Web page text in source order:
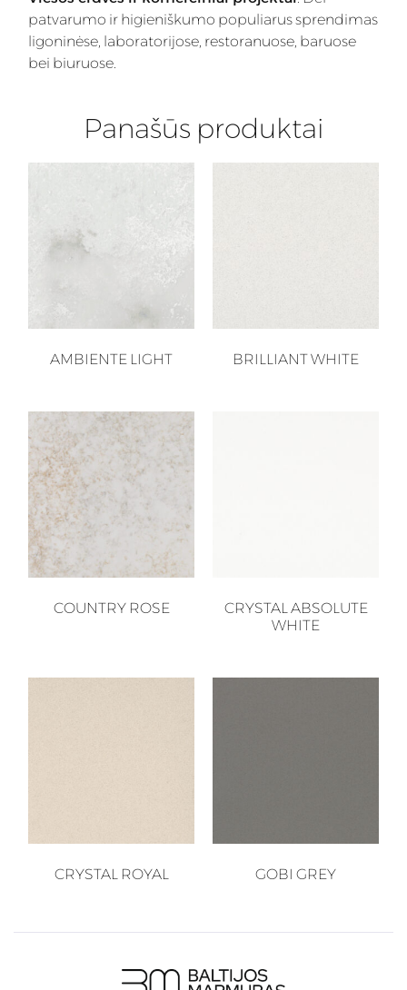
patvarumo ir higieniškumo populiarus sprendimas
ligoninėse, laboratorijose, restoranuose, baruose
bei biuruose.
Panašūs produktai
AMBIENTE LIGHT BRILLIANT WHITE
COUNTRY ROSE
CRYSTAL ABSOLUTE
WHITE
CRYSTAL ROYAL GOBI GREY